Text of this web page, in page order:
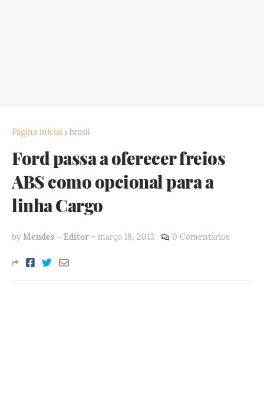
Página inicial brasil
Ford passa a oferecer freios
ABS como opcional para a
linha Cargo
by Mendes - Editor - março 18, 2013 0 Comentários